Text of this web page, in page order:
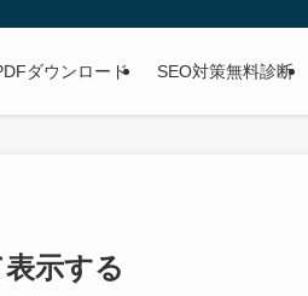
ダウンロード SEO対策無料診断
示する